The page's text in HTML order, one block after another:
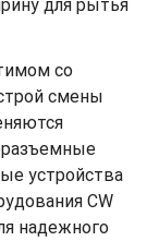
для рытья
со
смены
устройства
CW
надежного